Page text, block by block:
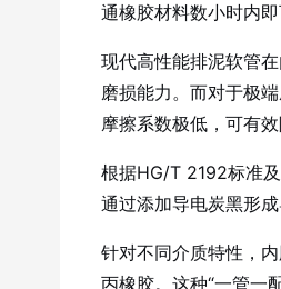
通橡胶材料数小时内
现代高性能排泥软管
磨损能力。而对于极
摩擦系数极低，可有
根据HG/T 2192标准
通过添加导电炭黑形
针对不同介质特性，
丙橡胶。这种“一管一